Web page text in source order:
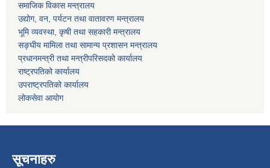
समाजिक विकास मन्त्रालय
उद्योग, वन, पर्यटन तथा वातावरण मन्त्रालय
भूमि व्यवस्था, कृषी तथा सहकारी मन्त्रालय
सङ्घीय मामिला तथा सामान्य प्रशासन मन्त्रालय
प्रधानमन्त्री तथा मन्त्रीपरिसदको कार्यालय
राष्ट्रपतिको कार्यालय
उपराष्ट्रपतिको कार्यालय
लोकसेवा आयोग
सूचनाहरु